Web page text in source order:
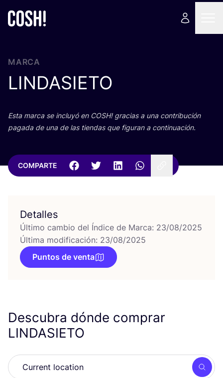
MARCA
LINDASIETO
Esta mar­ca se inclu­yó en COSH! gra­cias a una con­tri­bu­ción
paga­da de una de las tien­das que figu­ran a continuación.
COMPARTE
Detalles
Último cambio del Índice de Marca: 23/08/2025
Última modificación: 23/08/2025
Puntos de venta
Descubra dónde comprar
LINDASIETO